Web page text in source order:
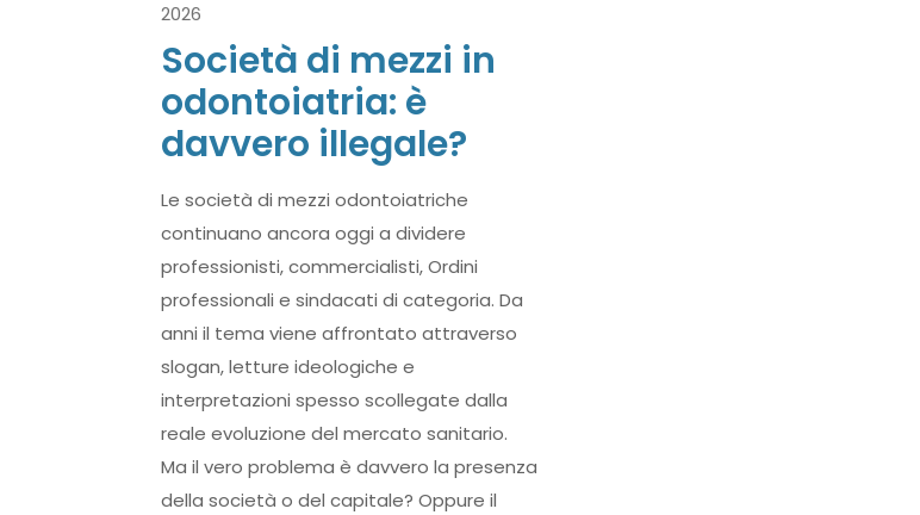
2026
Società di mezzi in
odontoiatria: è
davvero illegale?
Le società di mezzi odontoiatriche
continuano ancora oggi a dividere
professionisti, commercialisti, Ordini
professionali e sindacati di categoria. Da
anni il tema viene affrontato attraverso
slogan, letture ideologiche e
interpretazioni spesso scollegate dalla
reale evoluzione del mercato sanitario.
Ma il vero problema è davvero la presenza
della società o del capitale? Oppure il